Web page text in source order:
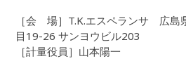
［会 場］T.K.エスペランサ 広島
目19-26 サンヨウビル203
［計量役員］山本陽一